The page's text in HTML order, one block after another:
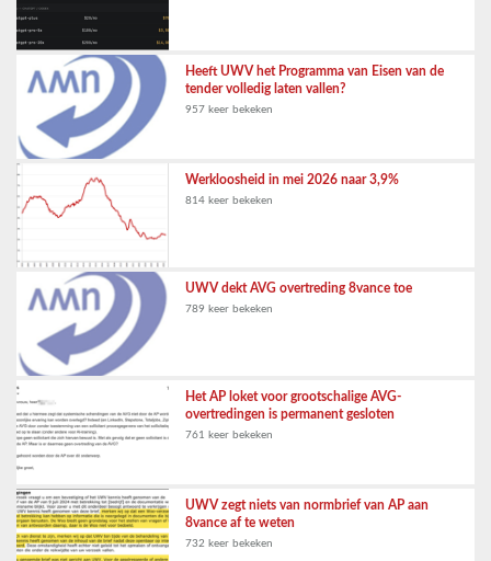
Heeft UWV het Programma van Eisen van de
tender volledig laten vallen?
957 keer bekeken
Werkloosheid in mei 2026 naar 3,9%
814 keer bekeken
UWV dekt AVG overtreding 8vance toe
789 keer bekeken
Het AP loket voor grootschalige AVG-
overtredingen is permanent gesloten
761 keer bekeken
UWV zegt niets van normbrief van AP aan
8vance af te weten
732 keer bekeken